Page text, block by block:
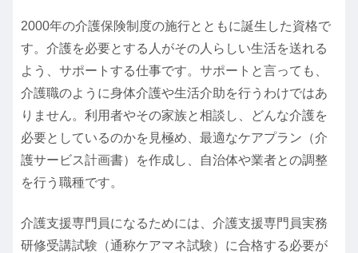
2000年の介護保険制度の施行とともに誕生した資格で
す。介護を必要とする人がその人らしい生活を送れる
よう、サポートする仕事です。サポートと言っても、
介護職のように身体介護や生活介助を行うわけではあ
りません。利用者やその家族と相談し、どんな介護を
必要としているのかを見極め、最適なケアプラン（介
護サービス計画書）を作成し、自治体や業者との調整
を行う職種です。
介護支援専門員になるためには、介護支援専門員実務
研修受講試験（通称ケアマネ試験）に合格する必要が